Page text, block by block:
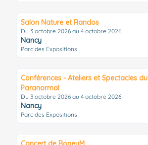
Salon Nature et Randos
Du 3 octobre 2026 au 4 octobre 2026
Nancy
Parc des Expositions
Conférences - Ateliers et Spectacles du
Paranormal
Du 3 octobre 2026 au 4 octobre 2026
Nancy
Parc des Expositions